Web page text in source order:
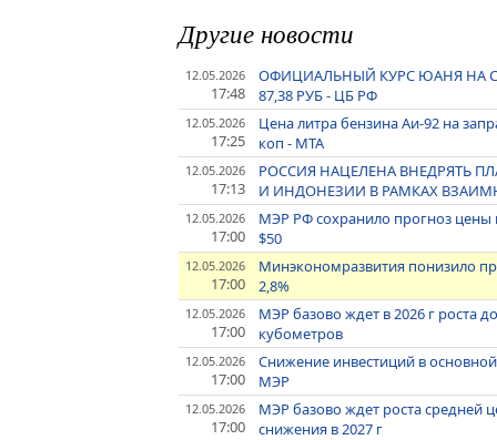
Другие новости
12.05.2026
17:48
ОФИЦИАЛЬНЫЙ КУРС ЮАНЯ НА
87,38 РУБ - ЦБ РФ
12.05.2026
17:25
Цена литра бензина Аи-92 на
коп - МТА
12.05.2026
17:13
РОССИЯ НАЦЕЛЕНА ВНЕДРЯТЬ
И ИНДОНЕЗИИ В РАМКАХ
12.05.2026
17:00
МЭР РФ сохранило прогноз цены
$50
12.05.2026
17:00
Минэкономразвития понизило
2,8%
12.05.2026
17:00
МЭР базово ждет в 2026 г роста
кубометров
12.05.2026
17:00
Снижение инвестиций в основной
МЭР
12.05.2026
17:00
МЭР базово ждет роста средней
снижения в 2027 г